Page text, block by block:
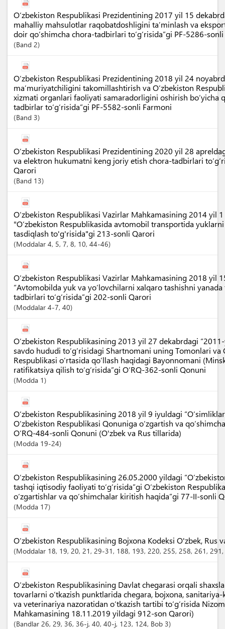
O‘zbekiston Respublikasi Prezidentining 2017 yil 15
mahalliy mahsulotlar raqobatdoshligini ta’minlash va
doir qo‘shimcha chora-tadbirlari to‘g‘risida”gi PF-5286-
Band 2
O‘zbekiston Respublikasi Prezidentining 2018 yil 24
ma’muriyatchiligini takomillashtirish va O‘zbekiston
xizmati organlari faoliyati samaradorligini oshirish bo‘yicha
tadbirlar to‘g‘risida”gi PF-5582-sonli Farmoni
Band 3
O‘zbekiston Respublikasi Prezidentining 2020 yil 28
va elektron hukumatni keng joriy etish chora-tadbirlari
Qarori
Band 13
O‘zbekiston Respublikasi Vazirlar Mahkamasining 2014 yil
"O‘zbekiston Respublikasida avtomobil transportida
tasdiqlash to'g'risida"gi 213-sonli Qarori
Moddalar 4, 5, 7, 8, 10, 44-46
O‘zbekiston Respublikasi Vazirlar Mahkamasining 2018 yil
“Avtomobilda yuk va yo‘lovchilarni xalqaro tashishni
tadbirlari to‘g‘risida”gi 202-sonli Qarori
Moddalar 4-7, 40
O‘zbekiston Respublikasining 2013 yil 27 dekabrdagi
savdo hududi to‘g‘risidagi Shartnomani uning Tomonlari va
Respublikasi o‘rtasida qo‘llash haqidagi Bayonnomani
ratifikatsiya qilish to‘g‘risida”gi O‘RQ-362-sonli Qonuni
Modda 1
O‘zbekiston Respublikasining 2018 yil 9 iyuldagi
O‘zbekiston Respublikasi Qonuniga o‘zgartish va
O‘RQ-484-sonli Qonuni (O'zbek va Rus tillarida)
Modda 19-24
O‘zbekiston Respublikasining 26.05.2000 yildagi
tashqi iqtisodiy faoliyati to‘g‘risida”gi O‘zbekiston
o‘zgartishlar va qo‘shimchalar kiritish haqida”gi 77-II-sonli
Modda 17
O‘zbekiston Respublikasining Bojxona Kodeksi O'zbek, Rus
Moddalar 18, 19, 20, 21 , 29-31 , 188, 193, 220, 255, 258, 261 , 291
O‘zbekiston Respublikasining Davlat chegarasi orqali
tovarlarni o‘tkazish punktlarida chegara, bojxona,
va veterinariya nazoratidan o‘tkazish tartibi to‘g‘risida
Mahkamasining 18.11.2019 yildagi 912-son Qarori)
Bandlar 26, 29, 36, 36-j, 40, 40-j, 123, 124, Bob 3